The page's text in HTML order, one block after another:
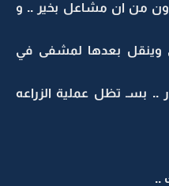
من ان مشاعل بخير .. و
وينقل بعدها لمشفى في
ويظل بها 5 شهور .. بسـ تظل عملية الزراعه
..